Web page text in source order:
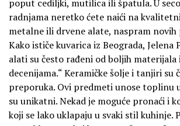
poput cediljki, mutilica ili špatula. U
radnjama neretko ćete naići na
metalne ili drvene alate, naspram
Kako ističe kuvarica iz Beograda, Jelena
alati su često rađeni od boljih
decenijama.“ Keramičke šolje i tanjiri su
preporuka. Ovi predmeti unose toplinu
su unikatni. Nekad je moguće pronaći i
koji se lako uklapaju u svaki stil kuhinje.